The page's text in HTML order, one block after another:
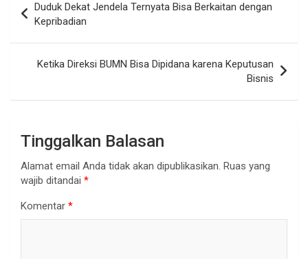
pos
Duduk Dekat Jendela Ternyata Bisa Berkaitan dengan
Kepribadian
Ketika Direksi BUMN Bisa Dipidana karena Keputusan
Bisnis
Tinggalkan Balasan
Alamat email Anda tidak akan dipublikasikan. Ruas yang
wajib ditandai *
Komentar *